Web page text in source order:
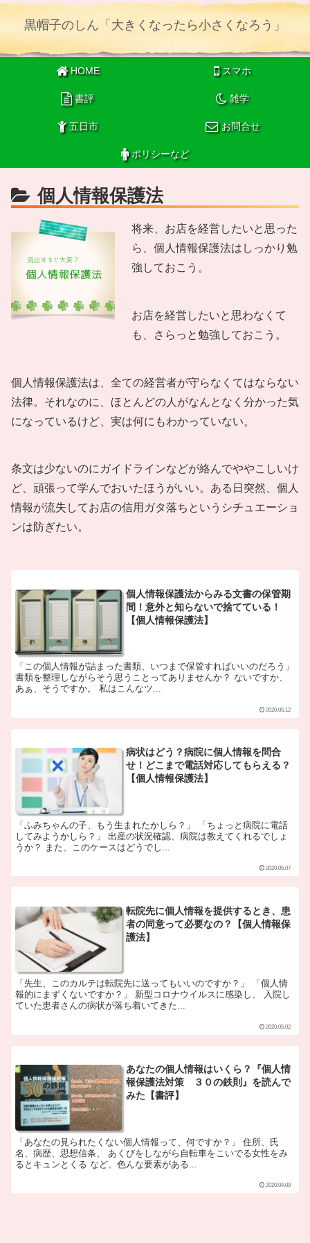
黒帽子のしん「大きくなったら小さくなろう」
HOME スマホ
書評 雑学
五日市 お問合せ
ポリシーなど
個人情報保護法
将来、お店を経営したいと思った
ら、個人情報保護法はしっかり勉
強しておこう。
お店を経営したいと思わなくて
も、さらっと勉強しておこう。
個人情報保護法は、全ての経営者が守らなくてはならない
法律。それなのに、ほとんどの人がなんとなく分かった気
になっているけど、実は何にもわかっていない。
条文は少ないのにガイドラインなどが絡んでややこしいけ
ど、頑張って学んでおいたほうがいい。ある日突然、個人
情報が流失してお店の信用ガタ落ちというシチュエーショ
ンは防ぎたい。
個人情報保護法からみる文書の保管期
間！意外と知らないで捨てている！
【個人情報保護法】
「この個人情報が詰まった書類、いつまで保管すればいいのだろう」
書類を整理しながらそう思うことってありませんか？ ないですか、
あぁ、そうですか。 私はこんなツ...
2020.05.12
病状はどう？病院に個人情報を問合
せ！どこまで電話対応してもらえる？
【個人情報保護法】
「ふみちゃんの子、もう生まれたかしら？」 「ちょっと病院に電話
してみようかしら？」 出産の状況確認、病院は教えてくれるでしょ
うか？ また、このケースはどうでし...
2020.05.07
転院先に個人情報を提供するとき、患
者の同意って必要なの？【個人情報保
護法】
「先生、このカルテは転院先に送ってもいいのですか？」 「個人情
報的にまずくないですか？」 新型コロナウイルスに感染し、 入院し
ていた患者さんの病状が落ち着いてきた...
2020.05.02
あなたの個人情報はいくら？『個人情
報保護法対策 ３０の鉄則』を読んで
みた【書評】
「あなたの見られたくない個人情報って、何ですか？」 住所、氏
名、病歴、思想信条、 あくびをしながら自転車をこいでる女性をみ
るとキュンとくる など、色んな要素がある...
2020.04.09